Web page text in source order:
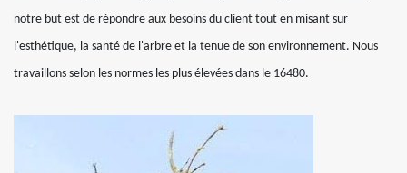
notre but est de répondre aux besoins du client tout en misant sur
l'esthétique, la santé de l'arbre et la tenue de son environnement. Nous
travaillons selon les normes les plus élevées dans le 16480.